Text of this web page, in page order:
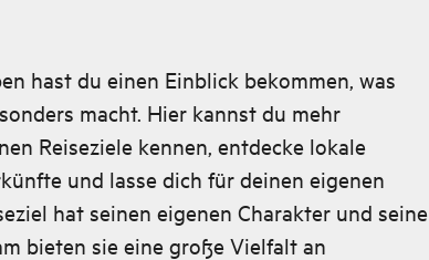
hast du einen Einblick bekommen, was
macht. Hier kannst du mehr
Reiseziele kennen, entdecke lokale
und lasse dich für deinen eigenen
hat seinen eigenen Charakter und seine
bieten sie eine große Vielfalt an